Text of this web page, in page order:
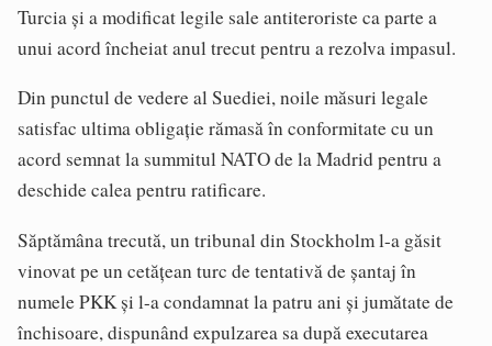
Turcia și a modificat legile sale antiteroriste ca parte a
unui acord încheiat anul trecut pentru a rezolva impasul.
Din punctul de vedere al Suediei, noile măsuri legale
satisfac ultima obligație rămasă în conformitate cu un
acord semnat la summitul NATO de la Madrid pentru a
deschide calea pentru ratificare.
Săptămâna trecută, un tribunal din Stockholm l-a găsit
vinovat pe un cetățean turc de tentativă de șantaj în
numele PKK și l-a condamnat la patru ani și jumătate de
închisoare, dispunând expulzarea sa după executarea